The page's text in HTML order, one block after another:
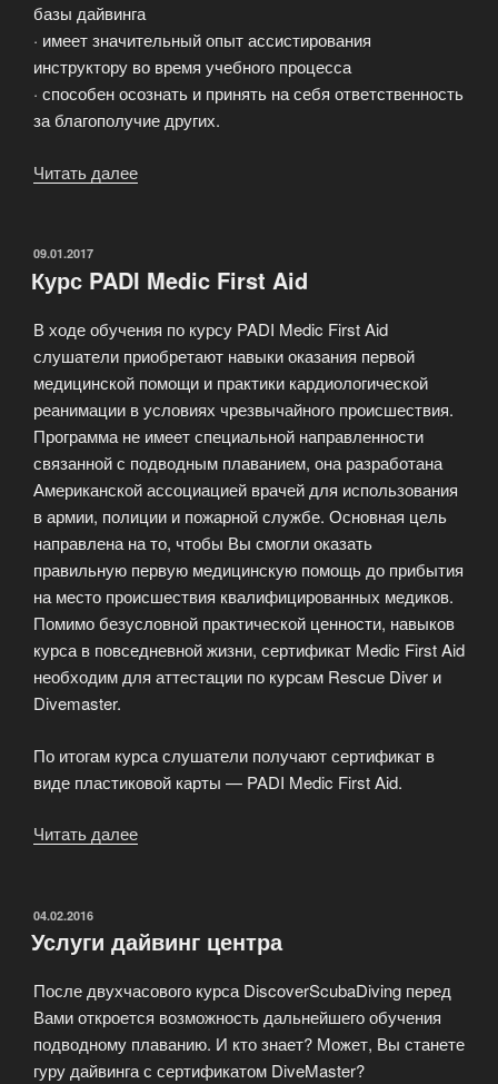
базы дайвинга
· имеет значительный опыт ассистирования
инструктору во время учебного процесса
· способен осознать и принять на себя ответственность
за благополучие других.
Читать далее
ОПУБЛИКОВАНО
09.01.2017
Курс PADI Medic First Aid
В ходе обучения по курсу PADI Medic First Aid
слушатели приобретают навыки оказания первой
медицинской помощи и практики кардиологической
реанимации в условиях чрезвычайного происшествия.
Программа не имеет специальной направленности
связанной с подводным плаванием, она разработана
Американской ассоциацией врачей для использования
в армии, полиции и пожарной службе. Основная цель
направлена на то, чтобы Вы смогли оказать
правильную первую медицинскую помощь до прибытия
на место происшествия квалифицированных медиков.
Помимо безусловной практической ценности, навыков
курса в повседневной жизни, сертификат Мedic First Aid
необходим для аттестации по курсам Rescue Diver и
Divemaster.
По итогам курса слушатели получают сертификат в
виде пластиковой карты — PADI Medic First Aid.
Читать далее
Aid»
ОПУБЛИКОВАНО
04.02.2016
Услуги дайвинг центра
После двухчасового курса DiscoverScubaDiving перед
Вами откроется возможность дальнейшего обучения
подводному плаванию. И кто знает? Может, Вы станете
гуру дайвинга с сертификатом DiveMaster?